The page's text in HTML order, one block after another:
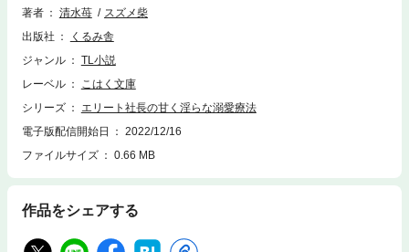
のように気さくに話しかけてくる彼はなんと、恵理の勤めている蒼崎シス
慶に、素直に社員であることを告げると、彼はさらに親しげに恵理との距
離を縮めてきて、それ以来ふたりはランチ時間を共に過ごすようになる。
のコンプレックスを打ち明ける。すると慶は「俺に、君の心を治療させて
くれないか？」と奇妙な提案をしてきて……。
著者 清水苺
スズメ柴
出版社
くるみ舎
ジャンル
TL小説
レーベル
こはく文庫
シリーズ
エリート社長の甘く淫らな溺愛療法
電子版配信開始日
2022/12/16
ファイルサイズ
0.66 MB
作品をシェアする